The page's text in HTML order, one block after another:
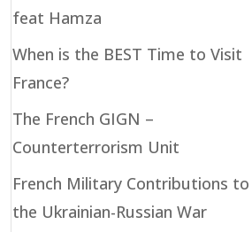
feat Hamza
When is the BEST Time to Visit
France?
The French GIGN –
Counterterrorism Unit
French Military Contributions to
the Ukrainian-Russian War